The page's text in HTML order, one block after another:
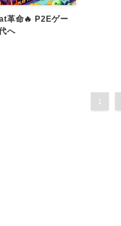
革命🔥 P2Eゲー
へ
1